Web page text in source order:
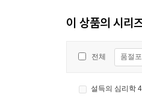
이 상품의 시리
전체 품절
설득의 심리학